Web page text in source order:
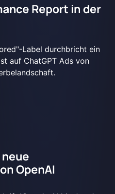
Report in der
OpenAI